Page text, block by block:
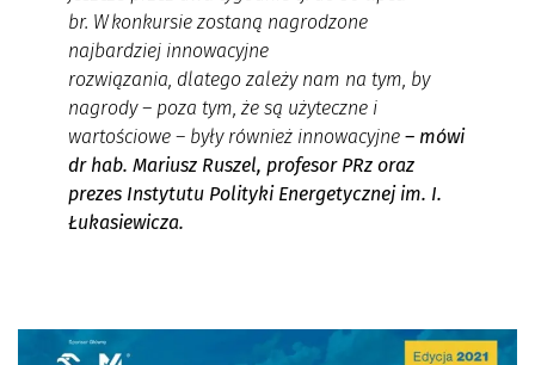
br. W konkursie zostaną nagrodzone
najbardziej innowacyjne
rozwiązania, dlatego zależy nam na tym, by
nagrody – poza tym, że są użyteczne i
wartościowe – były również innowacyjne – mówi
dr hab. Mariusz Ruszel, profesor PRz oraz
prezes Instytutu Polityki Energetycznej im. I.
Łukasiewicza.